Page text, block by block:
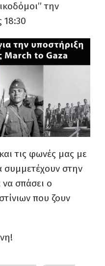
την
18:30
τις φωνές μας με
στην
να σπάσει ο
που ζουν